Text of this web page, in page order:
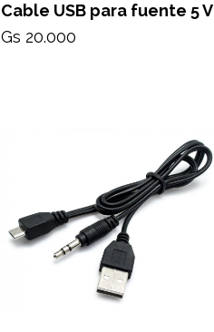
Cable USB para fuente 5 V
Gs 20.000